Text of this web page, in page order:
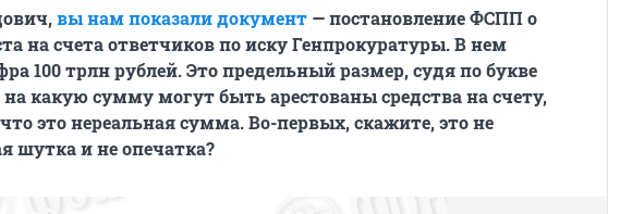
вы нам показали документ — постановление ФСПП о
на счета ответчиков по иску Генпрокуратуры. В нем
100 трлн рублей. Это предельный размер, судя по букве
какую сумму могут быть арестованы средства на счету,
это нереальная сумма. Во-первых, скажите, это не
шутка и не опечатка?